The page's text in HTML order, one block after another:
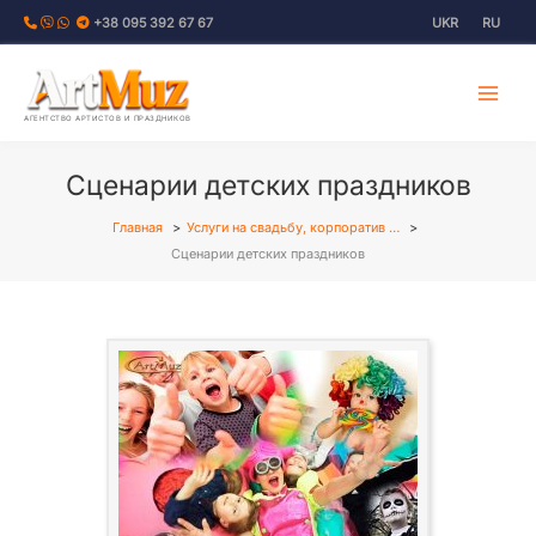
Перейти
+38 095 392 67 67 UKR RU
АГЕНТСТВО АРТИСТОВ И ПРАЗДНИКОВ
Сценарии детских праздников
Главная
Услуги на свадьбу, корпоратив …
Сценарии детских праздников